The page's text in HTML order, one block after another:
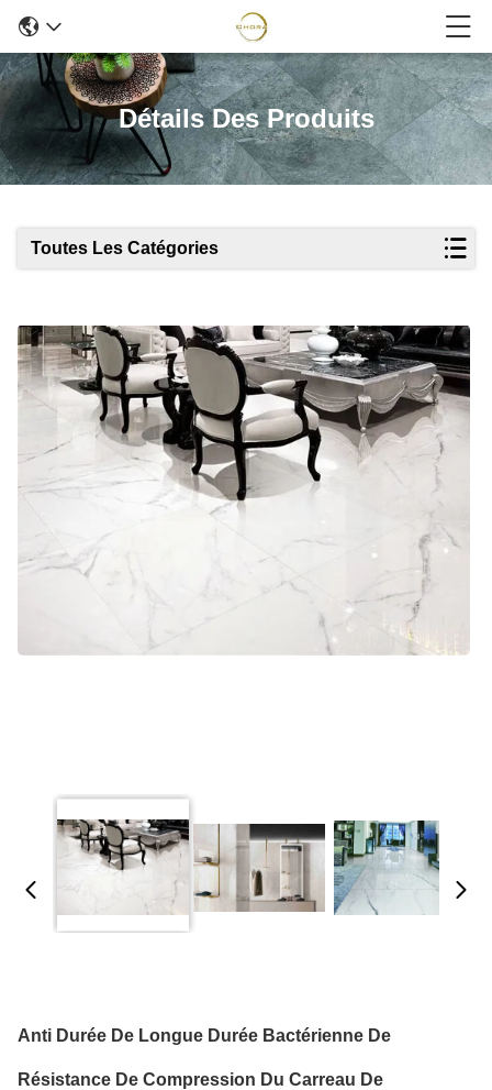
Détails Des Produits
Toutes Les Catégories
Anti Durée De Longue Durée Bactérienne De
Résistance De Compression Du Carreau De